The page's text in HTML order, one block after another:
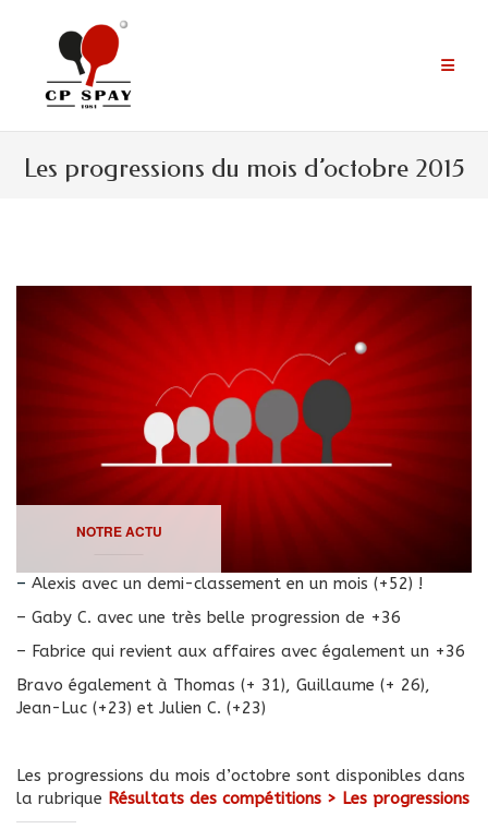
contenu
Les progressions du mois d’octobre 2015
NOTRE ACTU
– Alexis avec un demi-classement en un mois (+52) !
– Gaby C. avec une très belle progression de +36
– Fabrice qui revient aux affaires avec également un +36
Bravo également à Thomas (+ 31), Guillaume (+ 26),
Jean-Luc (+23) et Julien C. (+23)
Les progressions du mois d’octobre sont disponibles dans
la rubrique Résultats des compétitions > Les progressions